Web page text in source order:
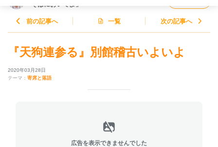
そばにおいでよ」
前の記事へ 一覧 次の記事へ
『天狗連参る』別館稽古いよいよ
2020年03月28日
テーマ： 寄席と落語
広告を表示できませんでした